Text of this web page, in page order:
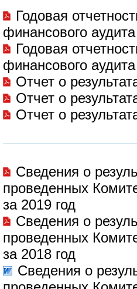
Годовая
финансового
Годовая
финансового
Отчет о
Отчет о
Отчет о
Сведения о
проведенных
за 2019 год
Сведения о
проведенных
за 2018 год
Сведения о